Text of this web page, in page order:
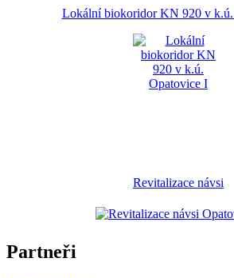
Lokální biokoridor KN 920 v
Revitalizace návsi
Partneři